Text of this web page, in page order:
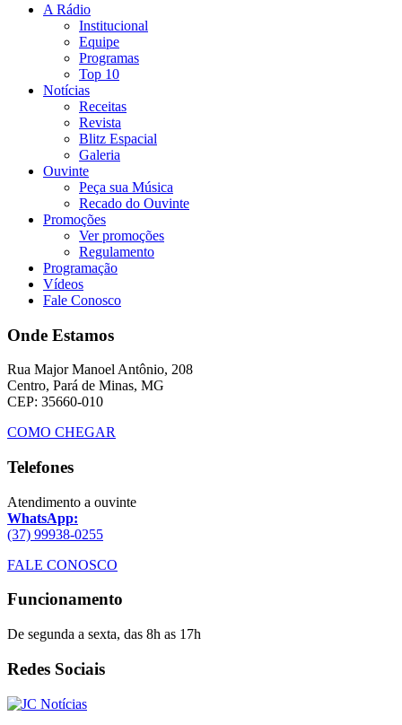
A Rádio
Institucional
Equipe
Programas
Top 10
Notícias
Receitas
Revista
Blitz Espacial
Galeria
Ouvinte
Peça sua Música
Recado do Ouvinte
Promoções
Ver promoções
Regulamento
Programação
Vídeos
Fale Conosco
Onde Estamos
Rua Major Manoel Antônio, 208
Centro, Pará de Minas, MG
CEP: 35660-010
COMO CHEGAR
Telefones
Atendimento a ouvinte
WhatsApp:
(37) 99938-0255
FALE CONOSCO
Funcionamento
De segunda a sexta, das 8h as 17h
Redes Sociais